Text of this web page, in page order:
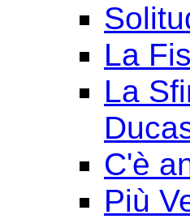
La
La
C'è
Più